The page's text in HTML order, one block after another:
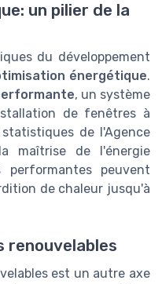
un pilier de la
du développement
énergétique.
, un système
de fenêtres à
de l'Agence
maîtrise de l'énergie
peuvent
de chaleur jusqu'à
renouvelables
est un autre axe